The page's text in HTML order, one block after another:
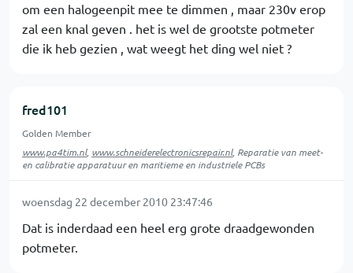
om een halogeenpit mee te dimmen , maar 230v erop
zal een knal geven . het is wel de grootste potmeter
die ik heb gezien , wat weegt het ding wel niet ?
fred101
Golden Member
www.pa4tim.nl, www.schneiderelectronicsrepair.nl, Reparatie van meet-
en calibratie apparatuur en maritieme en industriele PCBs
woensdag 22 december 2010 23:47:46
Dat is inderdaad een heel erg grote draadgewonden
potmeter.